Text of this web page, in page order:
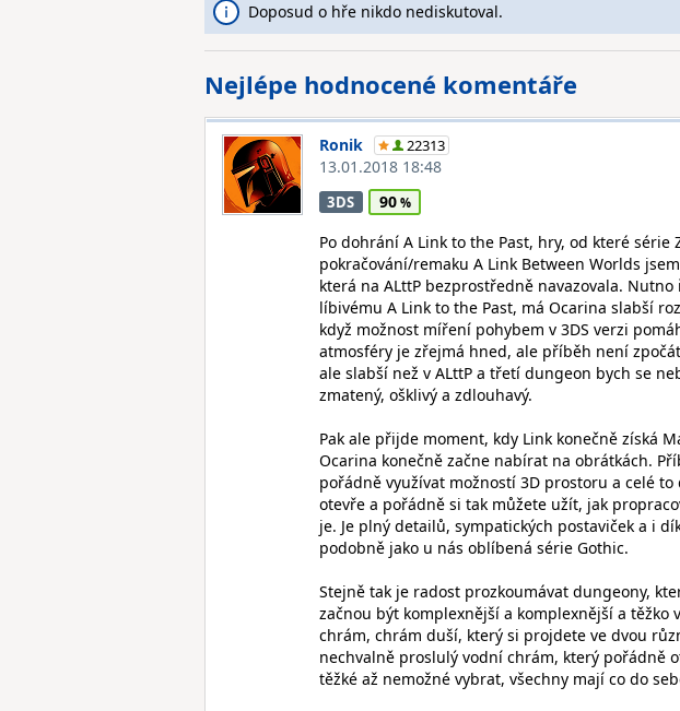
Doposud o hře nikdo nediskutoval.
Nejlépe hodnocené komentáře
Ronik 22313
13.01.2018 18:48
3DS
90
Po dohrání A Link to the Past, hry, od které
pokračování/remaku A Link Between Worlds
která na ALttP bezprostředně navazovala.
líbivému A Link to the Past, má Ocarina slabší
když možnost míření pohybem v 3DS verzi
atmosféry je zřejmá hned, ale příběh není
ale slabší než v ALttP a třetí dungeon bych se
zmatený, ošklivý a zdlouhavý.
Pak ale přijde moment, kdy Link konečně získá
Ocarina konečně začne nabírat na obrátkách.
pořádně využívat možností 3D prostoru a celé
otevře a pořádně si tak můžete užít, jak
je. Je plný detailů, sympatických postaviček a i
podobně jako u nás oblíbená série Gothic.
Stejně tak je radost prozkoumávat dungeony,
začnou být komplexnější a komplexnější a
chrám, chrám duší, který si projdete ve dvou
nechvalně proslulý vodní chrám, který pořádně
těžké až nemožné vybrat, všechny mají co do